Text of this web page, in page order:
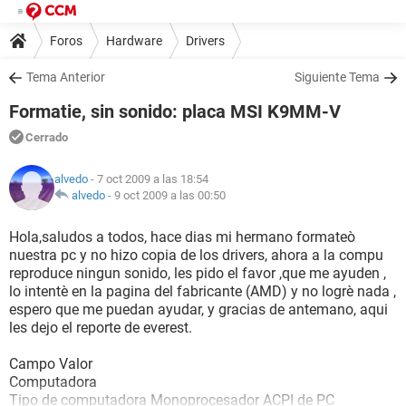
Foros Hardware Drivers
Tema Anterior Siguiente Tema
Formatie, sin sonido: placa MSI K9MM-V
Cerrado
alvedo - 7 oct 2009 a las 18:54
alvedo - 9 oct 2009 a las 00:50
Hola,saludos a todos, hace dias mi hermano formateò
nuestra pc y no hizo copia de los drivers, ahora a la compu
reproduce ningun sonido, les pido el favor ,que me ayuden ,
lo intentè en la pagina del fabricante (AMD) y no logrè nada ,
espero que me puedan ayudar, y gracias de antemano, aqui
les dejo el reporte de everest.
Campo Valor
Computadora
Tipo de computadora Monoprocesador ACPI de PC